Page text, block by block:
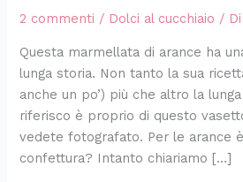
2 commenti / Dolci al cucchiaio /
Questa marmellata di arance ha
lunga storia. Non tanto la sua
anche un po’) più che altro la
riferisco è proprio di questo
vedete fotografato. Per le arance
confettura? Intanto chiariamo […]